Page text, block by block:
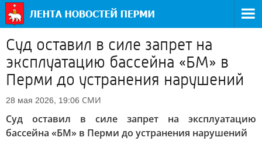
Суд оставил в силе запрет на
эксплуатацию бассейна «БМ» в
Перми до устранения нарушений
28 мая 2026, 19:06 СМИ
Суд оставил в силе запрет на эксплуатацию
бассейна «БМ» в Перми до устранения нарушений